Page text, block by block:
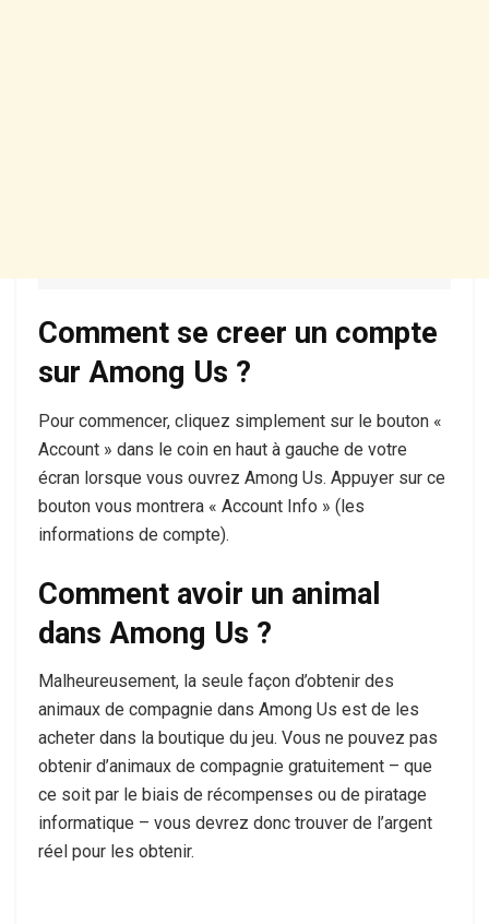
Comment se creer un compte
sur Among Us ?
Pour commencer, cliquez simplement sur le bouton «
Account » dans le coin en haut à gauche de votre
écran lorsque vous ouvrez Among Us. Appuyer sur ce
bouton vous montrera « Account Info » (les
informations de compte).
Comment avoir un animal
dans Among Us ?
Malheureusement, la seule façon d’obtenir des
animaux de compagnie dans Among Us est de les
acheter dans la boutique du jeu. Vous ne pouvez pas
obtenir d’animaux de compagnie gratuitement – que
ce soit par le biais de récompenses ou de piratage
informatique – vous devrez donc trouver de l’argent
réel pour les obtenir.